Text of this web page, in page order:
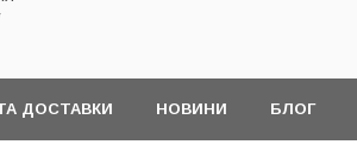
ДОСТАВКИ НОВИНИ БЛОГ